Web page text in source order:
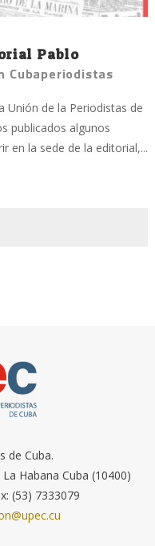
Pablo
Cubaperiodistas
Unión de la Periodistas de
publicados algunos
en la sede de la editorial,...
de Cuba.
Habana Cuba (10400)
(53) 7333079